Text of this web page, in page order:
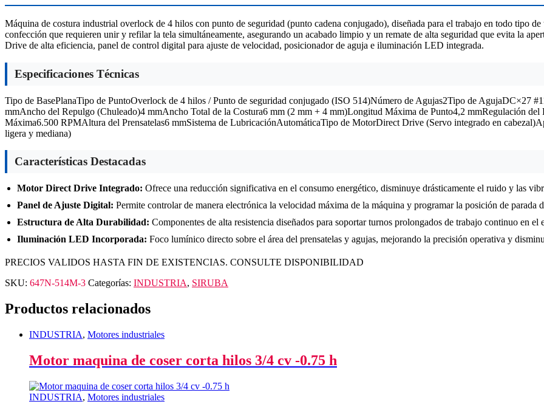
Máquina de costura industrial overlock de 4 hilos con punto de seguridad (punto cadena conjugado), diseñada para el trabajo en todo tipo
confección que requieren unir y refilar la tela simultáneamente, asegurando un acabado limpio y un remate de alta seguridad que evita la
Drive de alta eficiencia, panel de control digital para ajuste de velocidad, posicionador de aguja e iluminación LED integrada.
Especificaciones Técnicas
Tipo de BasePlanaTipo de PuntoOverlock de 4 hilos / Punto de seguridad conjugado (ISO 514)Número de Agujas2Tipo de AgujaDC×27
mmAncho del Repulgo (Chuleado)4 mmAncho Total de la Costura6 mm (2 mm + 4 mm)Longitud Máxima de Punto4,2 mmRegulación
Máxima6.500 RPMAltura del Prensatelas6 mmSistema de LubricaciónAutomáticaTipo de MotorDirect Drive (Servo integrado en
ligera y mediana)
Características Destacadas
Motor Direct Drive Integrado: Ofrece una reducción significativa en el consumo energético, disminuye drásticamente el ruido y las
Panel de Ajuste Digital: Permite controlar de manera electrónica la velocidad máxima de la máquina y programar la posición de parada
Estructura de Alta Durabilidad: Componentes de alta resistencia diseñados para soportar turnos prolongados de trabajo continuo en el
Iluminación LED Incorporada: Foco lumínico directo sobre el área del prensatelas y agujas, mejorando la precisión operativa y
PRECIOS VALIDOS HASTA FIN DE EXISTENCIAS. CONSULTE DISPONIBILIDAD
SKU: 647N-514M-3 Categorías: INDUSTRIA, SIRUBA
Productos relacionados
INDUSTRIA, Motores industriales
Motor maquina de coser corta hilos 3/4 cv -0.75 h
INDUSTRIA, Motores industriales